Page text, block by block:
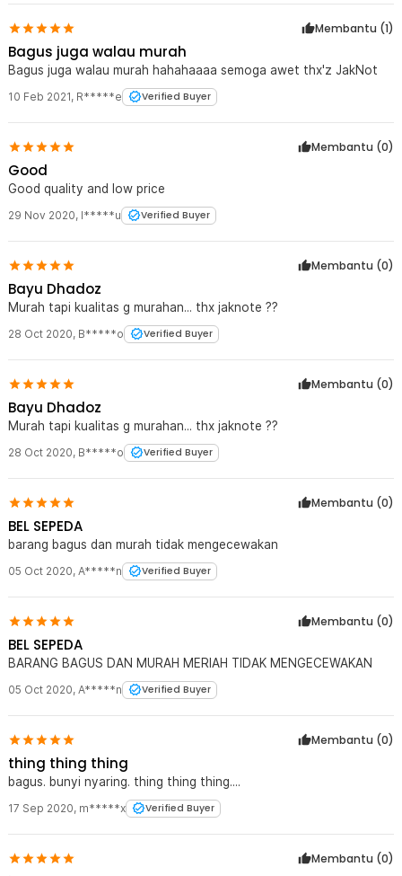
Membantu (1)
Bagus juga walau murah
Bagus juga walau murah hahahaaaa semoga awet thx'z JakNot
10 Feb 2021, R*****e Verified Buyer
Membantu (0)
Good
Good quality and low price
29 Nov 2020, I*****u Verified Buyer
Membantu (0)
Bayu Dhadoz
Murah tapi kualitas g murahan... thx jaknote ??
28 Oct 2020, B*****o Verified Buyer
Membantu (0)
Bayu Dhadoz
Murah tapi kualitas g murahan... thx jaknote ??
28 Oct 2020, B*****o Verified Buyer
Membantu (0)
BEL SEPEDA
barang bagus dan murah tidak mengecewakan
05 Oct 2020, A*****n Verified Buyer
Membantu (0)
BEL SEPEDA
BARANG BAGUS DAN MURAH MERIAH TIDAK MENGECEWAKAN
05 Oct 2020, A*****n Verified Buyer
Membantu (0)
thing thing thing
bagus. bunyi nyaring. thing thing thing....
17 Sep 2020, m*****x Verified Buyer
Membantu (0)